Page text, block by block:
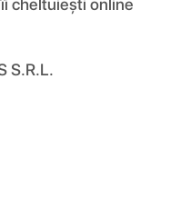
cheltuiești online
S.R.L.